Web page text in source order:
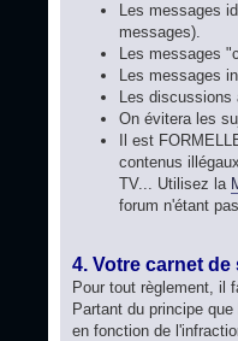
Les messages
messages).
Les messages
Les messages
Les discussions
On évitera les
Il est
contenus
TV... Utilisez la
forum n'étant
4. Votre carnet de
Pour tout règlement, il
Partant du principe
en fonction de